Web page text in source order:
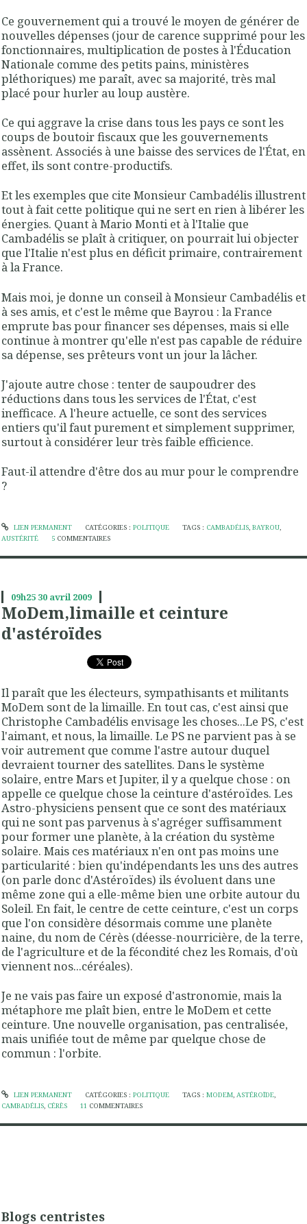
Blogs centristes
Ce gouvernement qui a trouvé le moyen de générer de
nouvelles dépenses (jour de carence supprimé pour les
fonctionnaires, multiplication de postes à l'Éducation
Nationale comme des petits pains, ministères
pléthoriques) me paraît, avec sa majorité, très mal
placé pour hurler au loup austère.
Ce qui aggrave la crise dans tous les pays ce sont les
coups de boutoir fiscaux que les gouvernements
assènent. Associés à une baisse des services de l'État, en
effet, ils sont contre-productifs.
Et les exemples que cite Monsieur Cambadélis illustrent
tout à fait cette politique qui ne sert en rien à libérer les
énergies. Quant à Mario Monti et à l'Italie que
Cambadélis se plaît à critiquer, on pourrait lui objecter
que l'Italie n'est plus en déficit primaire, contrairement
à la France.
Mais moi, je donne un conseil à Monsieur Cambadélis et
à ses amis, et c'est le même que Bayrou : la France
emprute bas pour financer ses dépenses, mais si elle
continue à montrer qu'elle n'est pas capable de réduire
sa dépense, ses prêteurs vont un jour la lâcher.
J'ajoute autre chose : tenter de saupoudrer des
réductions dans tous les services de l'État, c'est
inefficace. A l'heure actuelle, ce sont des services
entiers qu'il faut purement et simplement supprimer,
surtout à considérer leur très faible efficience.
Faut-il attendre d'être dos au mur pour le comprendre
?
LIEN PERMANENT CATÉGORIES : POLITIQUE TAGS : CAMBADÉLIS,BAYROU,
AUSTÉRITÉ
5 COMMENTAIRES
09h25 30 avril 2009
MoDem,limaille et ceinture
d'astéroïdes
Il paraît que les électeurs, sympathisants et militants
MoDem sont de la limaille. En tout cas, c'est ainsi que
Christophe Cambadélis envisage les choses...Le PS, c'est
l'aimant, et nous, la limaille. Le PS ne parvient pas à se
voir autrement que comme l'astre autour duquel
devraient tourner des satellites. Dans le système
solaire, entre Mars et Jupiter, il y a quelque chose : on
appelle ce quelque chose la ceinture d'astéroïdes. Les
Astro-physiciens pensent que ce sont des matériaux
qui ne sont pas parvenus à s'agréger suffisamment
pour former une planète, à la création du système
solaire. Mais ces matériaux n'en ont pas moins une
particularité : bien qu'indépendants les uns des autres
(on parle donc d'Astéroïdes) ils évoluent dans une
même zone qui a elle-même bien une orbite autour du
Soleil. En fait, le centre de cette ceinture, c'est un corps
que l'on considère désormais comme une planète
naine, du nom de Cérès (déesse-nourricière, de la terre,
de l'agriculture et de la fécondité chez les Romais, d'où
viennent nos...céréales).
Je ne vais pas faire un exposé d'astronomie, mais la
métaphore me plaît bien, entre le MoDem et cette
ceinture. Une nouvelle organisation, pas centralisée,
mais unifiée tout de même par quelque chose de
commun : l'orbite.
LIEN PERMANENT CATÉGORIES : POLITIQUE TAGS :MODEM,ASTÉROÏDE,
CAMBADÉLIS, CÉRÈS 11 COMMENTAIRES